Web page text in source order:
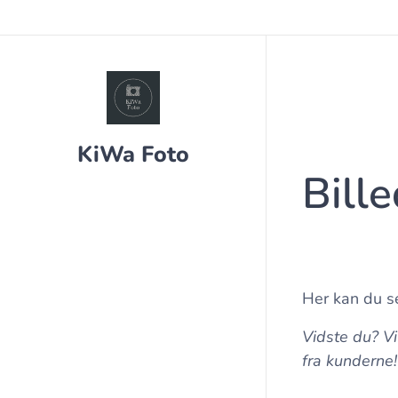
KiWa Foto
Her kan du
Vidste du?
fra